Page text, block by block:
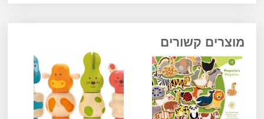
מוצרים קשורים